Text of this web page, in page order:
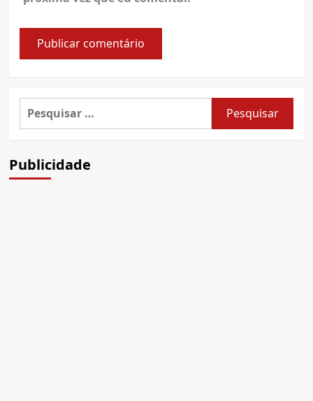
Pesquisar
por:
Publicidade